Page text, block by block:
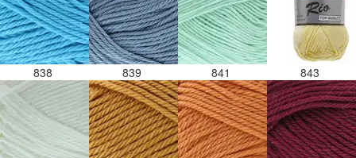
838 839 841 843